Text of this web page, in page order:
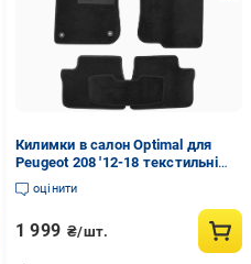
Килимки в салон Optimal для
Peugeot 208 '12-18 текстильні
Чорний
оцінити
1 999 ₴/шт.